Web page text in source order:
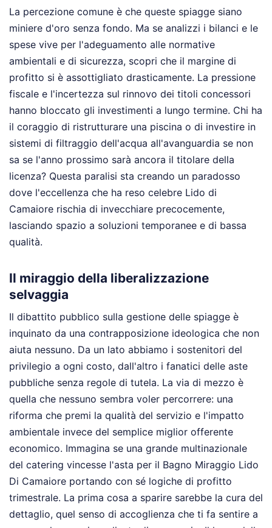
La percezione comune è che queste spiagge siano
miniere d'oro senza fondo. Ma se analizzi i bilanci e le
spese vive per l'adeguamento alle normative
ambientali e di sicurezza, scopri che il margine di
profitto si è assottigliato drasticamente. La pressione
fiscale e l'incertezza sul rinnovo dei titoli concessori
hanno bloccato gli investimenti a lungo termine. Chi ha
il coraggio di ristrutturare una piscina o di investire in
sistemi di filtraggio dell'acqua all'avanguardia se non
sa se l'anno prossimo sarà ancora il titolare della
licenza? Questa paralisi sta creando un paradosso
dove l'eccellenza che ha reso celebre Lido di
Camaiore rischia di invecchiare precocemente,
lasciando spazio a soluzioni temporanee e di bassa
qualità.
Il miraggio della liberalizzazione
selvaggia
Il dibattito pubblico sulla gestione delle spiagge è
inquinato da una contrapposizione ideologica che non
aiuta nessuno. Da un lato abbiamo i sostenitori del
privilegio a ogni costo, dall'altro i fanatici delle aste
pubbliche senza regole di tutela. La via di mezzo è
quella che nessuno sembra voler percorrere: una
riforma che premi la qualità del servizio e l'impatto
ambientale invece del semplice miglior offerente
economico. Immagina se una grande multinazionale
del catering vincesse l'asta per il Bagno Miraggio Lido
Di Camaiore portando con sé logiche di profitto
trimestrale. La prima cosa a sparire sarebbe la cura del
dettaglio, quel senso di accoglienza che ti fa sentire a